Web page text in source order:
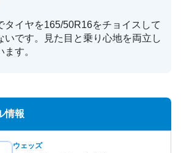
タイヤを165/50R16をチョイスして
いです。見た目と乗り心地を両立し
す。
情報
ウェッズ